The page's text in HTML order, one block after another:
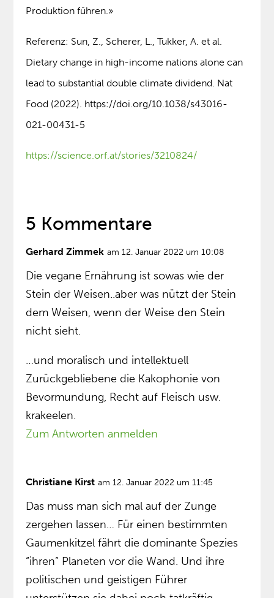
Produktion führen.»
Referenz: Sun, Z., Scherer, L., Tukker, A. et al.
Dietary change in high-income nations alone can
lead to substantial double climate dividend. Nat
Food (2022). https://doi.org/10.1038/s43016-
021-00431-5
https://science.orf.at/stories/3210824/
5 Kommentare
Gerhard Zimmek am 12. Januar 2022 um 10:08
Die vegane Ernährung ist sowas wie der
Stein der Weisen..aber was nützt der Stein
dem Weisen, wenn der Weise den Stein
nicht sieht.
…und moralisch und intellektuell
Zurückgebliebene die Kakophonie von
Bevormundung, Recht auf Fleisch usw.
krakeelen.
Zum Antworten anmelden
Christiane Kirst am 12. Januar 2022 um 11:45
Das muss man sich mal auf der Zunge
zergehen lassen… Für einen bestimmten
Gaumenkitzel fährt die dominante Spezies
“ihren” Planeten vor die Wand. Und ihre
politischen und geistigen Führer